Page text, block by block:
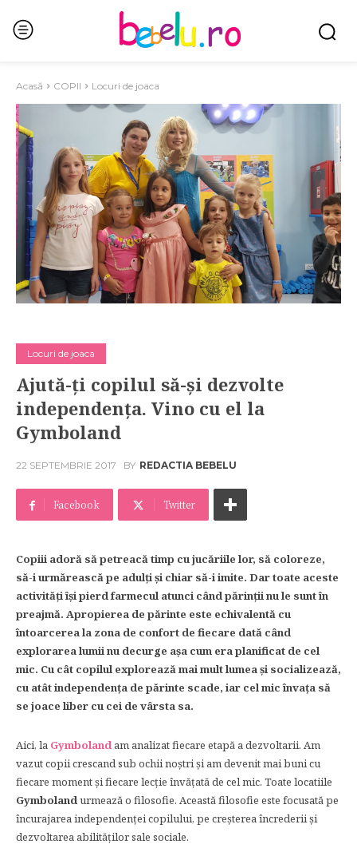
Acasă COPII Locuri de joaca
Locuri de joaca
Ajută-ți copilul să-și dezvolte
independența. Vino cu el la
Gymboland
22 SEPTEMBRIE 2017 BY REDACTIA BEBELU
Facebook Twitter
Copiii adoră să petreacă timp cu jucăriile lor, să coloreze,
să-i urmărească pe adulți și chiar să-i imite. Dar toate aceste
activități își pierd farmecul atunci când părinții nu le sunt în
preajmă. Apropierea de părinte este echivalentă cu
întoarcerea la zona de confort de fiecare dată când
explorarea lumii nu decurge așa cum era planificat de cel
mic. Cu cât copilul explorează mai mult lumea și socializează,
cu atât independența de părinte scade, iar cel mic învața să
se joace liber cu cei de vârsta sa.
Aici, la Gymboland am analizat fiecare etapă a dezvoltarii. Am
vazut copii crescand sub ochii noștri și am devenit mai buni cu
fiecare moment și fiecare lecție învățată de cel mic. Toate locatiile
Gymbolandurmează o filosofie. Această filosofie este focusată pe
încurajarea independenței copilului, pe creșterea încrederii și
dezvoltarea abilităților sale sociale.